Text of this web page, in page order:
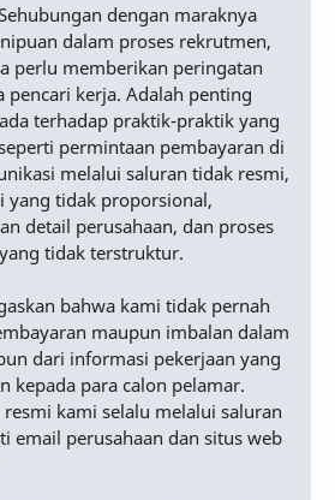
dengan maraknya
dalam proses rekrutmen,
perlu memberikan peringatan
pencari kerja. Adalah penting
terhadap praktik-praktik yang
permintaan pembayaran di
melalui saluran tidak resmi,
yang tidak proporsional,
detail perusahaan, dan proses
tidak terstruktur.
bahwa kami tidak pernah
maupun imbalan dalam
dari informasi pekerjaan yang
kepada para calon pelamar.
kami selalu melalui saluran
email perusahaan dan situs web